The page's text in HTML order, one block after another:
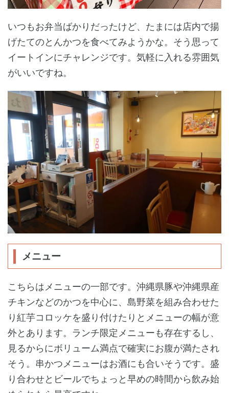
いつもお弁当ばかりだったけど、たまには店内で揚
げたてのとんかつを食べてみようかな。そう思って
イートインにチャレンジです。気軽に入れる雰囲気
がいいですね。
メニュー
こちらはメニューの一部です。沖縄県豚や沖縄県産
チキンなどのかつを中心に、島野菜を組み合わせた
り紅芋コロッケを盛り付けたりとメニューの幅が意
外とあります。ランチ限定メニューも存在するし、
見るからにボリューム満点で確実にお腹が満たされ
そう。串かつメニューはお酒にも合いそうです。盛
り合わせとビールでちょっと早めの時間から飲み始